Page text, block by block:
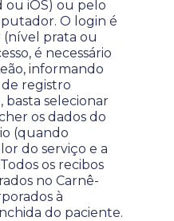
ou iOS) ou pelo
O login é
(nível prata ou
é necessário
informando
registro
basta selecionar
os dados do
(quando
do serviço e a
os recibos
no Carnê-
à
do paciente.